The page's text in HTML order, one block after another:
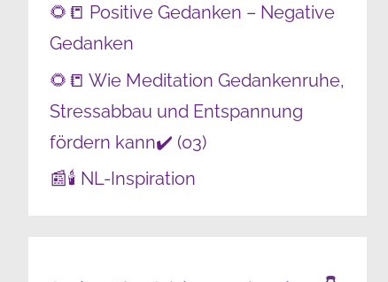
🌻📒 Positive Gedanken – Negative
Gedanken
🌻📒 Wie Meditation Gedankenruhe,
Stressabbau und Entspannung
fördern kann✔️ (03)
📰🕯️ NL-Inspiration